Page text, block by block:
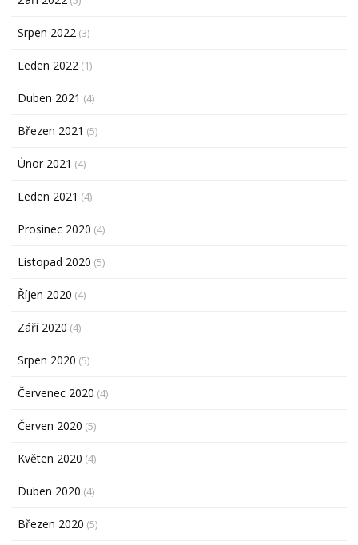
Srpen 2022 (3)
Leden 2022 (1)
Duben 2021 (4)
Březen 2021 (5)
Únor 2021 (4)
Leden 2021 (4)
Prosinec 2020 (4)
Listopad 2020 (5)
Říjen 2020 (4)
Září 2020 (4)
Srpen 2020 (5)
Červenec 2020 (4)
Červen 2020 (5)
Květen 2020 (4)
Duben 2020 (4)
Březen 2020 (5)